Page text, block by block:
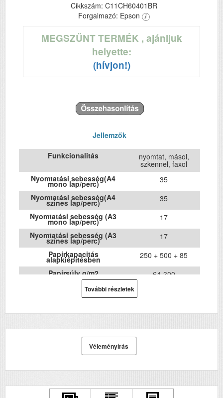
Cikkszám: C11CH60401BR
Forgalmazó: Epson
MEGSZŰNT TERMÉK , ajánljuk
helyette:
(hívjon!)
Jellemzők
Funkcionalitás nyomtat, másol,
szkennel, faxol
Nyomtatási sebesség(A4
mono lap/perc)
35
Nyomtatási sebesség(A4
szines lap/perc)
35
Nyomtatási sebesség (A3
mono lap/perc)
17
Nyomtatási sebesség (A3
színes lap/perc)
17
Papírkapacitás
alapkiépítésben
250 + 500 + 85
Papírsúly g/m2
64-300
Első színes nyomat
elkészítési ideje (mp)
ADF (automatikus lapolvasó)
DADF (automatikus
USB
Igen
További részletek
Véleményírás